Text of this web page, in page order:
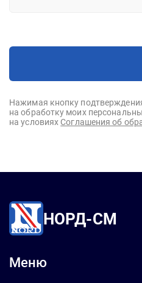
Нажимая кнопку
на обработку моих
на условиях Соглашения об
НОРД-СМ
Меню